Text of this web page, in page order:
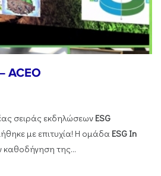
ACEO
σειράς εκδηλώσεων ESG
με επιτυχία! Η ομάδα ESG In
καθοδήγηση της...